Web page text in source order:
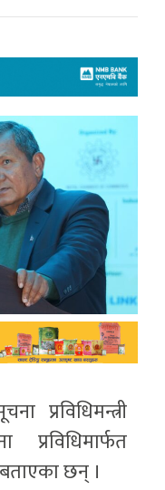
प्रविधिमन्त्री
छन् ।